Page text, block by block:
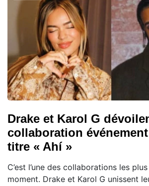
Drake et Karol G
collaboration
titre « Ahí »
C’est l’une des collaborations les
moment. Drake et Karol G unissent